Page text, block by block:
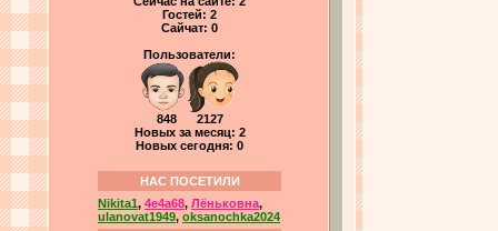
Гостей: 2
Сайчат: 0
Пользователи:
848 2127
Новых за месяц: 2
Новых сегодня: 0
НАС ПОСЕТИЛИ
Nikita1, 4e4a68, Лёньковна,
ulanovat1949, oksanochka2024